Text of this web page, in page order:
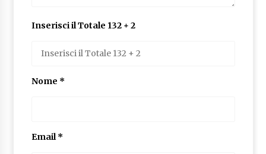
Inserisci il Totale 132 + 2
Nome *
Email*